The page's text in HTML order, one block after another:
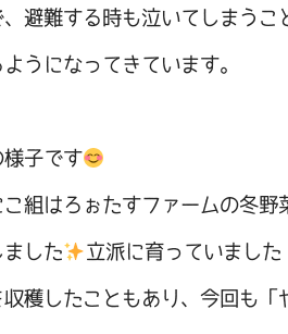
避難する時も泣いてしまうこ
うになってきています。
子です
組はろぉたすファームの冬野
した 立派に育っていました
穫したこともあり、今回も「